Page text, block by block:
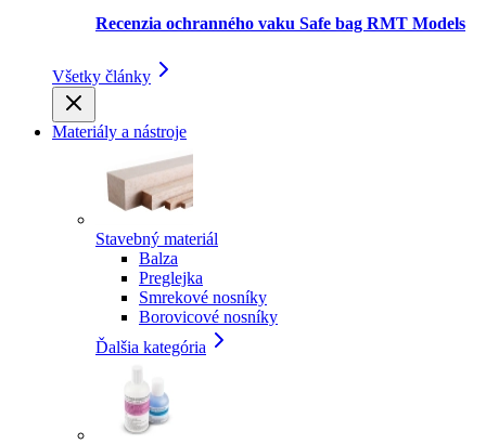
Recenzia ochranného vaku Safe bag RMT Models
Všetky články
Materiály a nástroje
Stavebný materiál
Balza
Preglejka
Smrekové nosníky
Borovicové nosníky
Ďalšia kategória